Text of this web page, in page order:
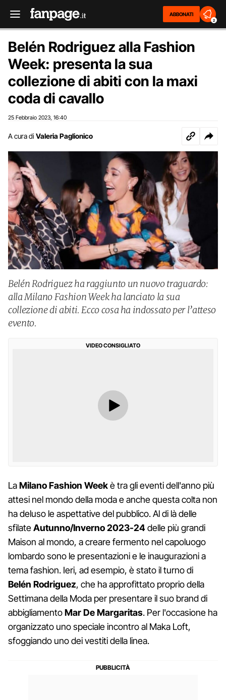
ABBONATI
2
Belén Rodriguez alla Fashion
Week: presenta la sua
collezione di abiti con la maxi
coda di cavallo
25 Febbraio 2023 16:40
A cura di Valeria Paglionico
Belén Rodriguez ha raggiunto un nuovo traguardo:
alla Milano Fashion Week ha lanciato la sua
collezione di abiti. Ecco cosa ha indossato per l’atteso
evento.
VIDEO CONSIGLIATO
LaMilano Fashion Weekè tra gli eventi dell'anno più
attesi nel mondo della moda e anche questa colta non
ha deluso le aspettative del pubblico. Al di là delle
sfilateAutunno/Inverno 2023-24delle più grandi
Maison al mondo, a creare fermento nel capoluogo
lombardo sono le presentazioni e le inaugurazioni a
tema fashion. Ieri, ad esempio, è stato il turno di
Belén Rodriguez, che ha approfittato proprio della
Settimana della Moda per presentare il suo brand di
abbigliamentoMar De Margaritas. Per l'occasione ha
organizzato uno speciale incontro al Maka Loft,
sfoggiando uno dei vestiti della linea.